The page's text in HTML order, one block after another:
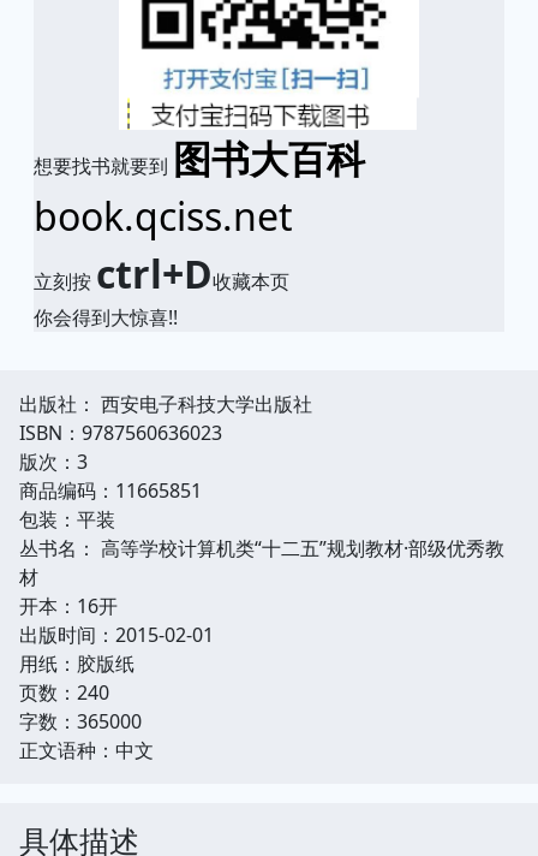
想要找书就要到 图书大百科
book.qciss.net
立刻按 ctrl+D收藏本页
你会得到大惊喜!!
出版社： 西安电子科技大学出版社
ISBN：9787560636023
版次：3
商品编码：11665851
包装：平装
丛书名： 高等学校计算机类“十二五”规划教材·部级优秀教
材
开本：16开
出版时间：2015-02-01
用纸：胶版纸
页数：240
字数：365000
正文语种：中文
具体描述